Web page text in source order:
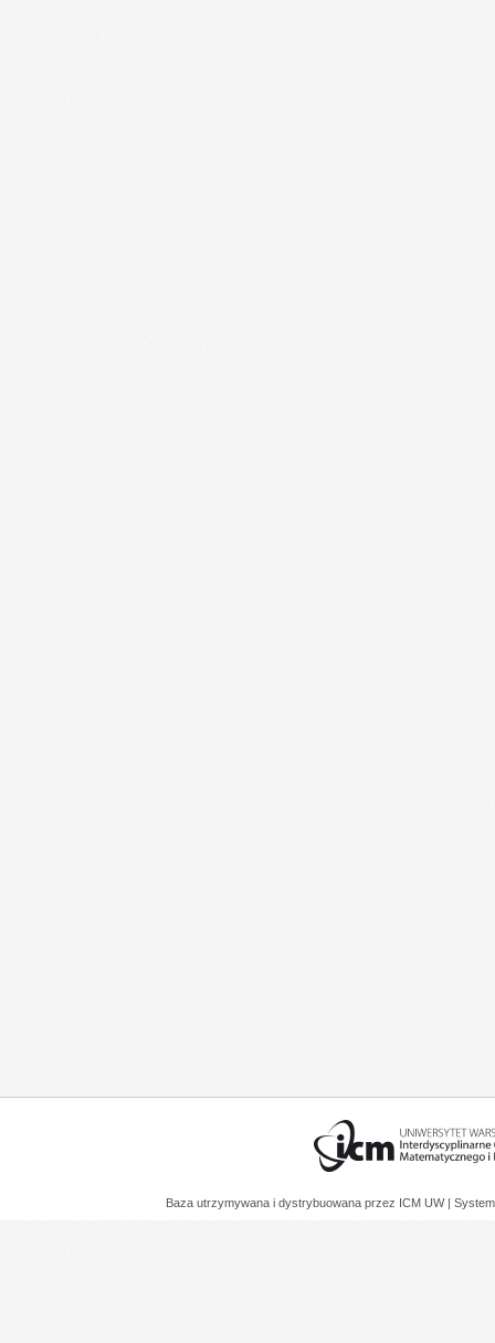
Baza utrzymywana i dystrybuowana przez ICM UW |